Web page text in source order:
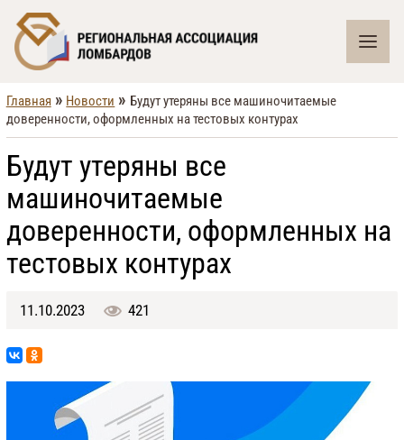
Главная » Новости » Будут утеряны все машиночитаемые
доверенности, оформленных на тестовых контурах
Будут утеряны все
машиночитаемые
доверенности, оформленных на
тестовых контурах
11.10.2023 421